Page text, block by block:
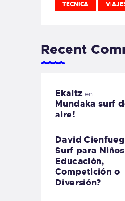
TECNICA
Recent
Ekaitz en
Mundaka surf
aire!
David
Surf para
Educación,
Competición o
Diversión?